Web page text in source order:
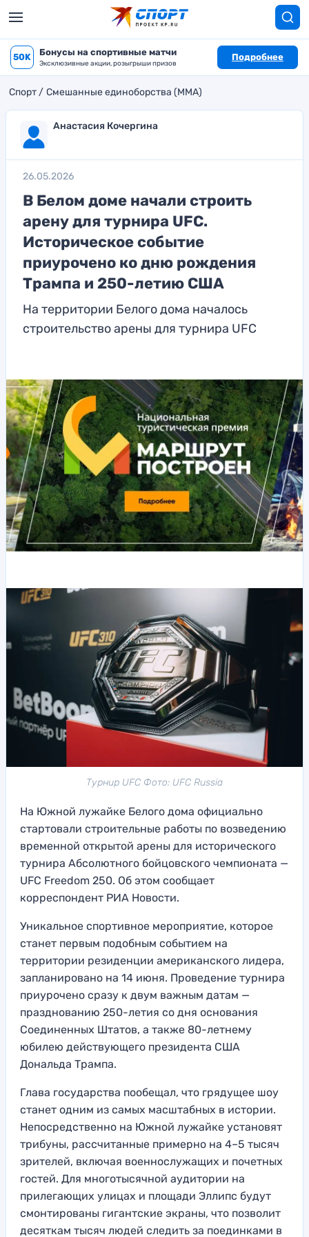
50K Бонусы на спортивные матчи
Эксклюзивные акции, розыгрыши призов
Подробнее
Спорт Смешанные единоборства (MMA)
Анастасия Кочергина
26.05.2026
В Белом доме начали строить
арену для турнира UFC.
Историческое событие
приурочено ко дню рождения
Трампа и 250-летию США
На территории Белого дома началось
строительство арены для турнира UFC
Турнир UFC Фото: UFC Russia
На Южной лужайке Белого дома официально
стартовали строительные работы по возведению
временной открытой арены для исторического
турнира Абсолютного бойцовского чемпионата —
UFC Freedom 250. Об этом сообщает
корреспондент РИА Новости.
Уникальное спортивное мероприятие, которое
станет первым подобным событием на
территории резиденции американского лидера,
запланировано на 14 июня. Проведение турнира
приурочено сразу к двум важным датам —
празднованию 250-летия со дня основания
Соединенных Штатов, а также 80-летнему
юбилею действующего президента США
Дональда Трампа.
Глава государства пообещал, что грядущее шоу
станет одним из самых масштабных в истории.
Непосредственно на Южной лужайке установят
трибуны, рассчитанные примерно на 4–5 тысяч
зрителей, включая военнослужащих и почетных
гостей. Для многотысячной аудитории на
прилегающих улицах и площади Эллипс будут
смонтированы гигантские экраны, что позволит
десяткам тысяч людей следить за поединками в